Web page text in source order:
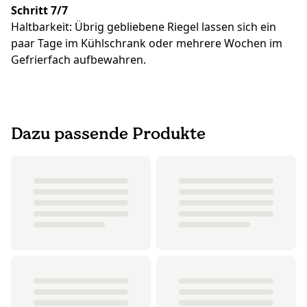
Schritt 7/7
Haltbarkeit: Übrig gebliebene Riegel lassen sich ein
paar Tage im Kühlschrank oder mehrere Wochen im
Gefrierfach aufbewahren.
Dazu passende Produkte